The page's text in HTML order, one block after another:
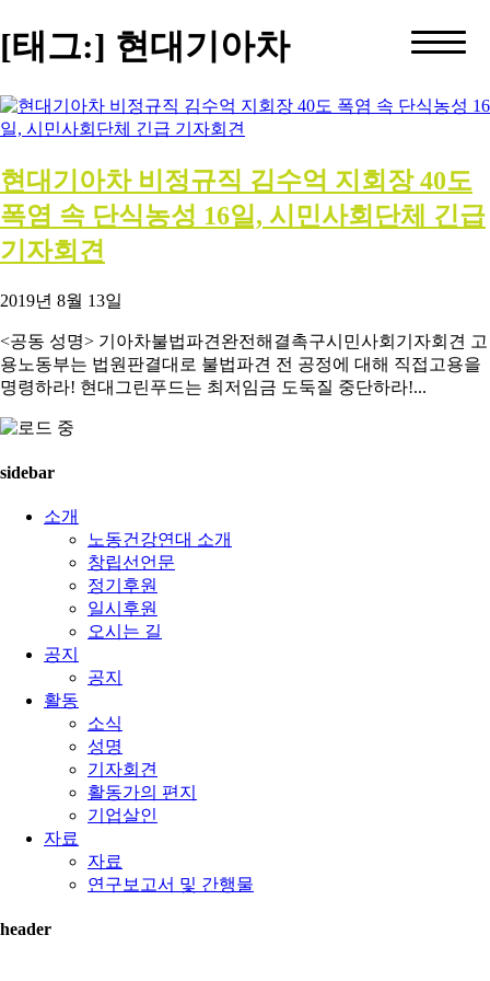
[태그:] 현대기아차
현대기아차 비정규직 김수억 지회장 40도
폭염 속 단식농성 16일, 시민사회단체 긴급
기자회견
2019년 8월 13일
<공동 성명> 기아차불법파견완전해결촉구시민사회기자회견 고
용노동부는 법원판결대로 불법파견 전 공정에 대해 직접고용을
명령하라! 현대그린푸드는 최저임금 도둑질 중단하라!...
sidebar
소개
노동건강연대 소개
창립선언문
정기후원
일시후원
오시는 길
공지
공지
활동
소식
성명
기자회견
활동가의 편지
기업살인
자료
자료
연구보고서 및 간행물
header